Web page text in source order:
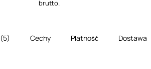
brutto.
5 Cechy Płatność Dostawa